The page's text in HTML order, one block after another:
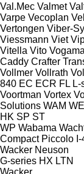
Val.Mec Valmet
Varpe Vecoplan
Vertongen Viber-
Viessmann Viet
Vitella Vito
Caddy Crafter
Vollmer Vollrath
840 EC ECR FL
Voortman Vortex
Solutions WAM
HK SP ST
WP Wabama
Compact Piccolo I-
Wacker Neuson
G-series HX LTN
Wacker